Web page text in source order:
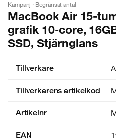
Kampanj · Begränsat antal
MacBook Air 15-
grafik 10-core,
SSD, Stjärnglans
Tillverkare
Tillverkarens artikelkod
Artikelnr
EAN